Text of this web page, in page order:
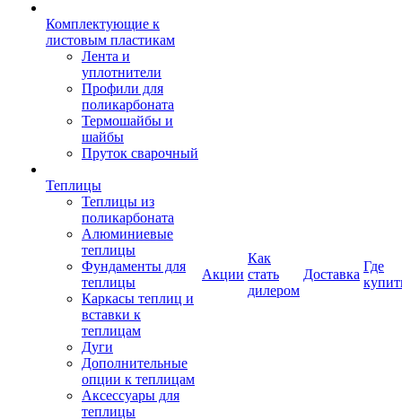
Комплектующие к
листовым пластикам
Лента и
уплотнители
Профили для
поликарбоната
Термошайбы и
шайбы
Пруток сварочный
Теплицы
Теплицы из
поликарбоната
Алюминиевые
теплицы
Фундаменты для
теплицы
Каркасы теплиц и
вставки к
теплицам
Дуги
Дополнительные
опции к теплицам
Аксессуары для
теплицы
Акции
Как
стать
дилером
Доставка
Где